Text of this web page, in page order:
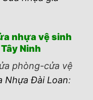
nhựa vệ sinh
Ninh
phòng-cửa vệ
Nhựa Đài Loan: